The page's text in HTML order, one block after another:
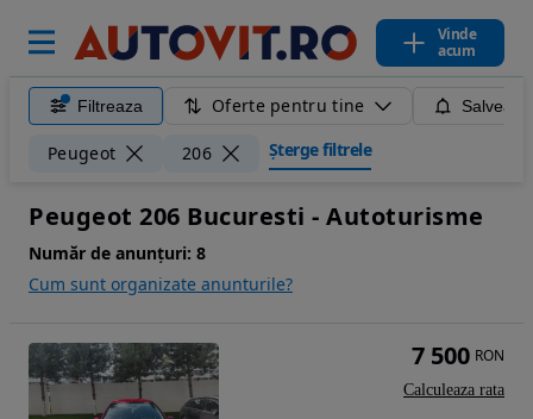
Vinde
acum
Filtreaza Oferte pentru tine
Peugeot 206 Șterge filtrele
Peugeot 206 Bucuresti - Autoturisme
Număr de anunțuri: 8
Cum sunt organizate anunturile?
7 500 RON
Calculeaza rata